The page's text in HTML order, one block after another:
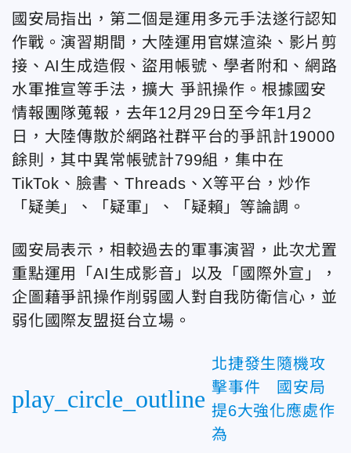
國安局指出，第二個是運用多元手法遂行認知
作戰。演習期間，大陸運用官媒渲染、影片剪
接、AI生成造假、盜用帳號、學者附和、網路
水軍推宣等手法，擴大 爭訊操作。根據國安
情報團隊蒐報，去年12月29日至今年1月2
日，大陸傳散於網路社群平台的爭訊計19000
餘則，其中異常帳號計799組，集中在
TikTok、臉書、Threads、X等平台，炒作
「疑美」、「疑軍」、「疑賴」等論調。
國安局表示，相較過去的軍事演習，此次尤置
重點運用「AI生成影音」以及「國際外宣」，
企圖藉爭訊操作削弱國人對自我防衛信心，並
弱化國際友盟挺台立場。
play_circle_outline
北捷發生隨機攻
擊事件 國安局
提6大強化應處作
為